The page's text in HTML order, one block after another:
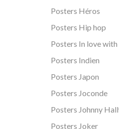
Posters Héros
Posters Hip hop
Posters In love
Posters Indien
Posters Japon
Posters Joconde
Posters Johnny
Posters Joker